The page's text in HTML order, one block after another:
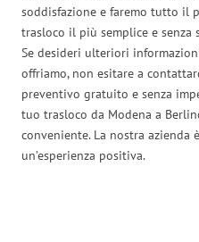
soddisfazione e faremo tutto il
trasloco il più semplice e senza
Se desideri ulteriori
offriamo, non esitare a
preventivo gratuito e senza
tuo trasloco da Modena a
conveniente. La nostra
un’esperienza positiva.